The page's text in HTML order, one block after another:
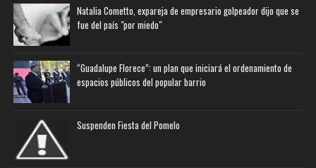
Natalia Cometto, expareja de empresario golpeador dijo que se
fue del país "por miedo"
“Guadalupe Florece”: un plan que iniciará el ordenamiento de
espacios públicos del popular barrio
Suspenden Fiesta del Pomelo